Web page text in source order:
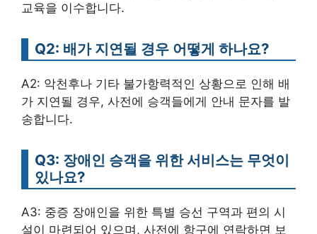
교육을 이수합니다.
Q2: 배가 지연될 경우 어떻게 하나요?
A2: 악천후나 기타 불가항력적인 상황으로 인해 배
가 지연될 경우, 사전에 승객들에게 안내 문자를 발
송합니다.
Q3: 장애인 승객을 위한 서비스는 무엇이
있나요?
A3: 중증 장애인을 위한 특별 승선 구역과 편의 시
설이 마련되어 있으며, 사전에 항구에 연락하면 보